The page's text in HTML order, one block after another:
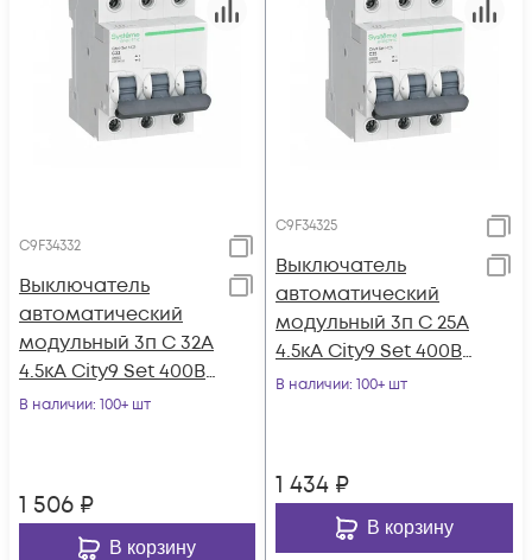
C9F34332
Выключатель
автоматический
модульный 3п C 32А
4.5кА City9 Set 400В
SE C9F34332
В наличии: 100+ шт
1 506 ₽
В корзину
C9F34325
Выключатель
автоматический
модульный 3п C 25А
4.5кА City9 Set 400В
SE C9F34325
В наличии: 100+ шт
1 434 ₽
В корзину